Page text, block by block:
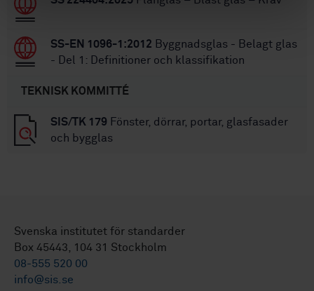
SS-EN 1096-1:2012 Byggnadsglas - Belagt glas
- Del 1: Definitioner och klassifikation
TEKNISK KOMMITTÉ
SIS/TK 179 Fönster, dörrar, portar, glasfasader
och bygglas
Svenska institutet för standarder
Box 45443, 104 31 Stockholm
08-555 520 00
info@sis.se